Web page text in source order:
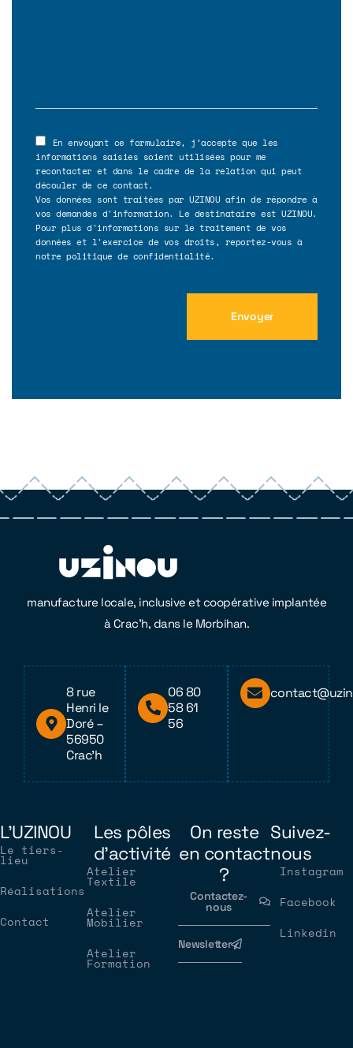
En envoyant ce formulaire, j’accepte que les
informations saisies soient utilisées pour me
recontacter et dans le cadre de la relation qui peut
découler de ce contact.
Vos données sont traitées par UZINOU afin de répondre à
vos demandes d'information. Le destinataire est UZINOU.
Pour plus d'informations sur le traitement de vos
données et l'exercice de vos droits, reportez-vous à
notre politique de confidentialité.
Envoyer
manufacture locale, inclusive et coopérative implantée
à Crac’h, dans le Morbihan.
8 rue
Henri le
Doré –
56950
Crac’h
06 80
58 61
56
L'UZINOU
Le tiers-
lieu
Réalisations
Contact
Les pôles
d'activité
Atelier
Textile
Atelier
Mobilier
Atelier
Formation
On reste
en contact
?
Contactez-
nous
Newsletter
Suivez-
nous
Instagram
Facebook
Linkedin